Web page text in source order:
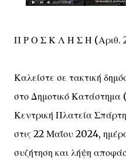
Π Ρ Ο Σ Κ Λ Η Σ Η (Αριθ.
Καλείστε σε τακτική
στο Δημοτικό
Κεντρική Πλατεία
στις 22 Μαΐου 2024,
συζήτηση και λήψη